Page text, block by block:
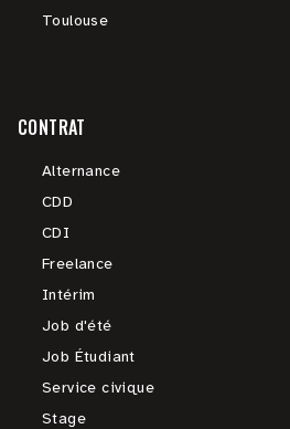
Toulouse
CONTRAT
Alternance
CDD
CDI
Freelance
Intérim
Job d'été
Job Étudiant
Service civique
Stage